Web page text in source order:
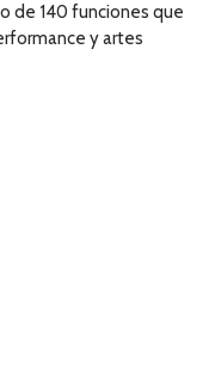
de 140 funciones que
y artes